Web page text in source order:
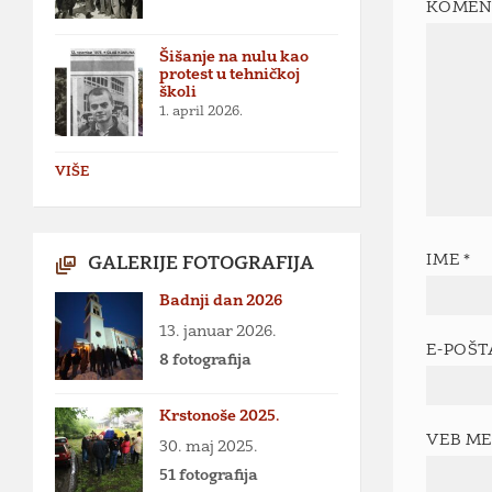
IME *
E-
VEB
Šišanje na nulu kao
protest u tehničkoj
školi
1. april 2026.
VIŠE
GALERIJE FOTOGRAFIJA
Badnji dan 2026
13. januar 2026.
8 fotografija
Krstonoše 2025.
30. maj 2025.
51 fotografija